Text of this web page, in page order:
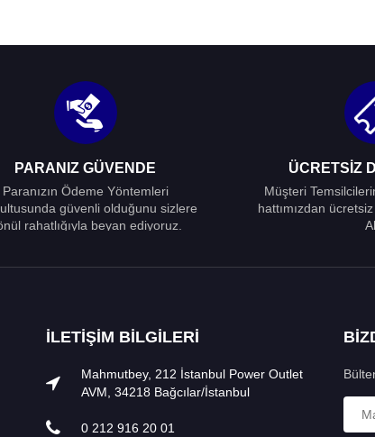
PARANIZ GÜVENDE
Paranızın Ödeme Yöntemleri
güvenli olduğunu sizlere
rahatlığıyla beyan ediyoruz.
ÜCRETSIZ
Müşteri
hattımızdan
İLETIŞIM BILGILERI
Mahmutbey, 212 İstanbul Power Outlet
AVM, 34218 Bağcılar/İstanbul
0 212 916 20 01